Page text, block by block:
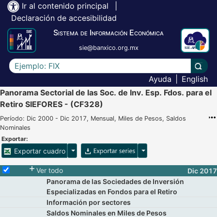
Ir al contenido principal
Declaración de accesibilidad
Sistema de Información Económica
sie@banxico.org.mx
Escriba el texto a buscar
Ayuda
English
Panorama Sectorial de las Soc. de Inv. Esp. Fdos. para el
Retiro SIEFORES - (CF328)
Período: Dic 2000 - Dic 2017, Mensual, Miles de Pesos, Saldos
Nominales
Exportar:
Exportar cuadro Opciones para exportar cuadroOpciones para exportar
Selecciona o desmarca todas las series
Ver todo
Dic 2017
Panorama de las Sociedades de Inversión
Especializadas en Fondos para el Retiro
Información por sectores
Saldos Nominales en Miles de Pesos